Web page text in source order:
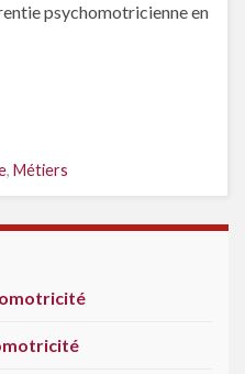
psychomotricienne en
, Métiers